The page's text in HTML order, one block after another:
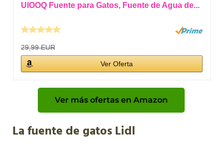
UIOOQ Fuente para Gatos, Fuente de Agua de...
29,99 EUR
Ver Oferta
Ver más ofertas en Amazon
La fuente de gatos Lidl